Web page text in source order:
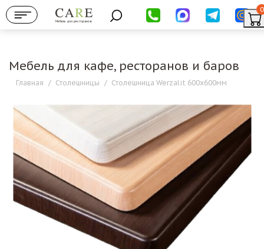
Мебель для ресторанов
0
Мебель для кафе, ресторанов и баров
Главная / Столешницы / Столешница Werzalit 600х600мм